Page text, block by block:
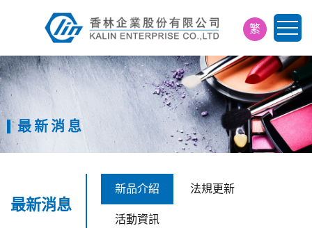
繁
简
EN
日
最新消息
最新消息
新品介紹 法規更新
活動資訊